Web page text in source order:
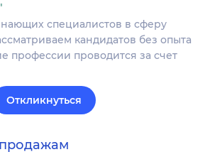
специалистов в сферу
кандидатов без опыта
профессии проводится за счет
Откликнуться